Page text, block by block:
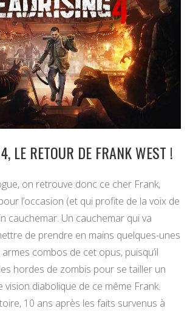
LE RETOUR DE FRANK WEST !
on retrouve donc ce cher Frank,
l’occasion (et qui profite de la voix de
cauchemar. Un cauchemar qui va
de prendre en mains quelques-unes
combos de cet opus, puisqu’il
hordes de zombis pour se tailler un
vision diabolique de ce même Frank.
10 ans après les faits survenus à